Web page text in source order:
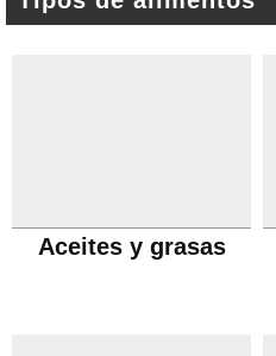
Aceites y grasas